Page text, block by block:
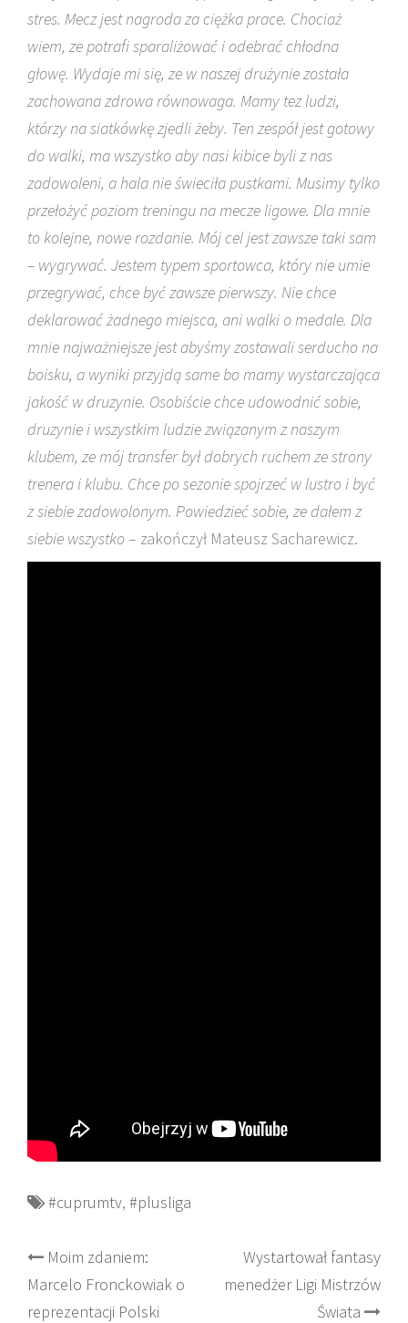
stres. Mecz jest nagroda za ciężka prace. Chociaż
wiem, ze potrafi sparaliżować i odebrać chłodna
głowę. Wydaje mi się, ze w naszej drużynie została
zachowana zdrowa równowaga. Mamy tez ludzi,
którzy na siatkówkę zjedli żeby. Ten zespół jest gotowy
do walki, ma wszystko aby nasi kibice byli z nas
zadowoleni, a hala nie świeciła pustkami. Musimy tylko
przełożyć poziom treningu na mecze ligowe. Dla mnie
to kolejne, nowe rozdanie. Mój cel jest zawsze taki sam
– wygrywać. Jestem typem sportowca, który nie umie
przegrywać, chce być zawsze pierwszy. Nie chce
deklarować żadnego miejsca, ani walki o medale. Dla
mnie najważniejsze jest abyśmy zostawali serducho na
boisku, a wyniki przyjdą same bo mamy wystarczająca
jakość w druzynie. Osobiście chce udowodnić sobie,
druzynie i wszystkim ludzie związanym z naszym
klubem, ze mój transfer był dobrych ruchem ze strony
trenera i klubu. Chce po sezonie spojrzeć w lustro i być
z siebie zadowolonym. Powiedzieć sobie, ze dałem z
siebie wszystko– zakończył Mateusz Sacharewicz.
#cuprumtv, #plusliga
Post
navigation
Moim zdaniem:
Marcelo Fronckowiak o
reprezentacji Polski
Wystartował fantasy
menedżer Ligi Mistrzów
Świata